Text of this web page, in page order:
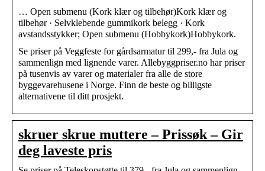
… Open submenu (Kork klær og tilbehør)Kork klær og
tilbehør · Selvklebende gummikork belegg · Kork
avstandsstykker; Open submenu (Hobbykork)Hobbykork.
Se priser på Veggfeste for gårdsarmatur til 299,- fra Jula og
sammenlign med lignende varer. Allebyggpriser.no har priser
på tusenvis av varer og materialer fra alle de store
byggevarehusene i Norge. Finn de beste og billigste
alternativene til ditt prosjekt.
skruer skrue muttere – Prissøk – Gir
deg laveste pris